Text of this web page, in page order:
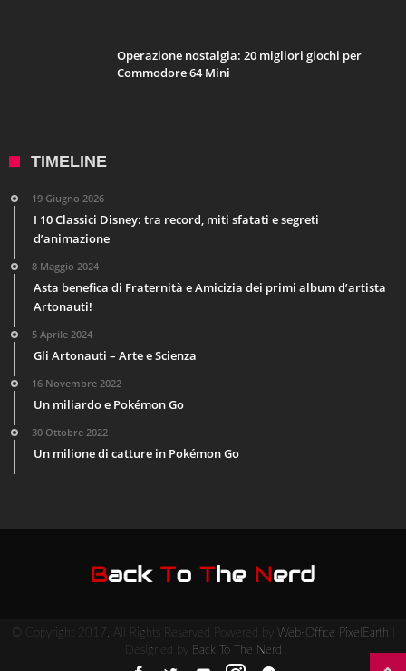
Operazione nostalgia: 20 migliori giochi per
Commodore 64 Mini
TIMELINE
19 Giugno 2026
I 10 Classici Disney: tra record, miti sfatati e segreti
d’animazione
8 Maggio 2024
Asta benefica di Fraternità e Amicizia dei primi album d’artista
Artonauti!
5 Aprile 2024
Gli Artonauti – Arte e Scienza
16 Novembre 2022
Un miliardo e Pokémon Go
30 Ottobre 2022
Un milione di catture in Pokémon Go
© Copyright 2017, All Rights Reserved Powered by Web-Office PixelEarth
Designed by
Back To The Nerd